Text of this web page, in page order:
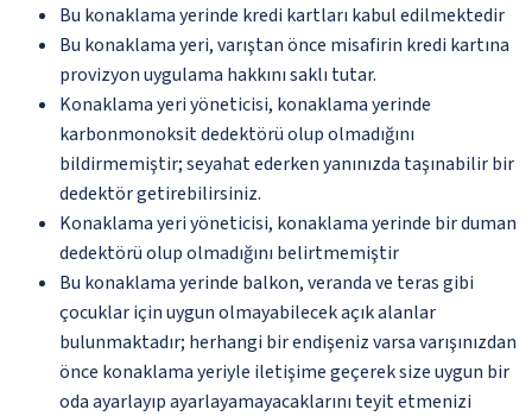
Bu konaklama yerinde kredi kartları kabul edilmektedir
Bu konaklama yeri, varıştan önce misafirin kredi kartına
provizyon uygulama hakkını saklı tutar.
Konaklama yeri yöneticisi, konaklama yerinde
karbonmonoksit dedektörü olup olmadığını
bildirmemiştir; seyahat ederken yanınızda taşınabilir bir
dedektör getirebilirsiniz.
Konaklama yeri yöneticisi, konaklama yerinde bir duman
dedektörü olup olmadığını belirtmemiştir
Bu konaklama yerinde balkon, veranda ve teras gibi
çocuklar için uygun olmayabilecek açık alanlar
bulunmaktadır; herhangi bir endişeniz varsa varışınızdan
önce konaklama yeriyle iletişime geçerek size uygun bir
oda ayarlayıp ayarlayamayacaklarını teyit etmenizi